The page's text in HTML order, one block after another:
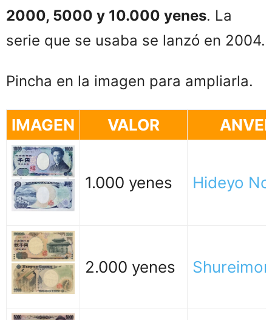
2000, 5000 y 10.000 yenes. La
serie que se usaba se lanzó en 2004.
Pincha en la imagen para ampliarla.
IMAGEN VALOR
1.000 yenes Hideyo
2.000 yenes Shureimon